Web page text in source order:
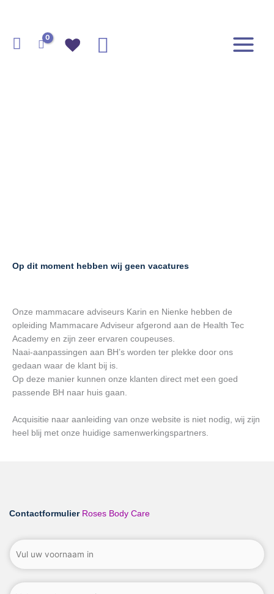
inhoud
Zoeken
Op dit moment hebben wij geen vacatures
Onze mammacare adviseurs Karin en Nienke hebben de
opleiding Mammacare Adviseur afgerond aan de Health Tec
Academy en zijn zeer ervaren coupeuses.
Naai-aanpassingen aan BH’s worden ter plekke door ons
gedaan waar de klant bij is.
Op deze manier kunnen onze klanten direct met een goed
passende BH naar huis gaan.
Acquisitie naar aanleiding van onze website is niet nodig, wij zijn
heel blij met onze huidige samenwerkingspartners.
ContactformulierRoses Body Care